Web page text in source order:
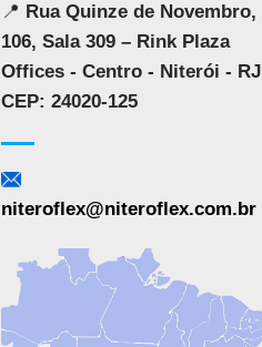
📍 Rua Quinze de Novembro,
106, Sala 309 – Rink Plaza
Offices - Centro - Niterói - RJ
CEP: 24020-125
niteroflex@niteroflex.com.br